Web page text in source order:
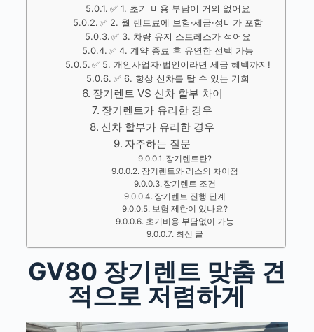
✅ 1. 초기 비용 부담이 거의 없어요
✅ 2. 월 렌트료에 보험·세금·정비가 포함
✅ 3. 차량 유지 스트레스가 적어요
✅ 4. 계약 종료 후 유연한 선택 가능
✅ 5. 개인사업자·법인이라면 세금 혜택까지!
✅ 6. 항상 신차를 탈 수 있는 기회
장기렌트 VS 신차 할부 차이
장기렌트가 유리한 경우
신차 할부가 유리한 경우
자주하는 질문
장기렌트란?
장기렌트와 리스의 차이점
장기렌트 조건
장기렌트 진행 단계
보험 제한이 있나요?
초기비용 부담없이 가능
최신 글
GV80 장기렌트 맞춤 견
적으로 저렴하게